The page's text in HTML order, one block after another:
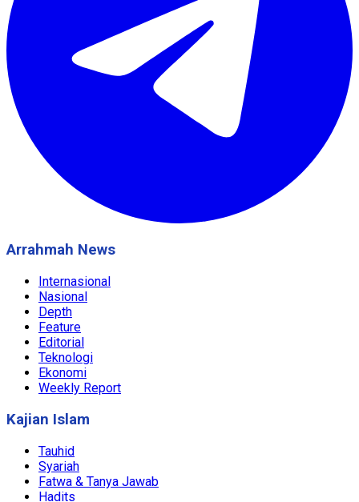
Arrahmah News
Internasional
Nasional
Depth
Feature
Editorial
Teknologi
Ekonomi
Weekly Report
Kajian Islam
Tauhid
Syariah
Fatwa & Tanya Jawab
Hadits